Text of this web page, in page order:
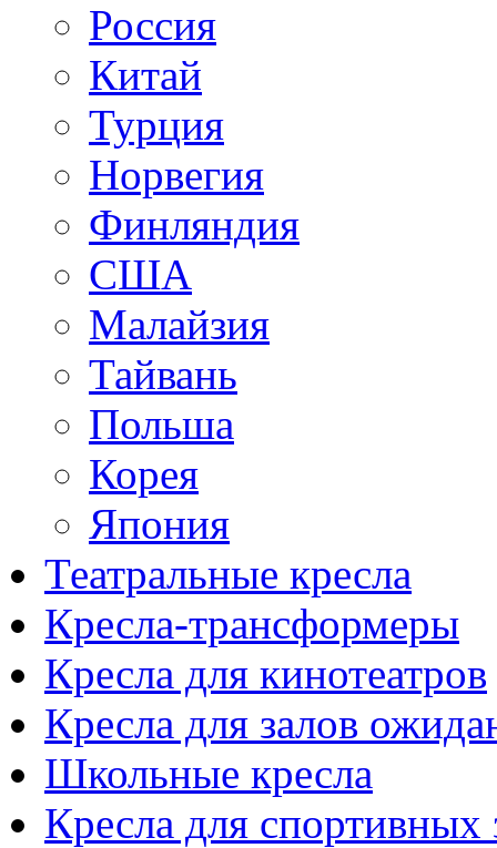
Россия
Китай
Турция
Норвегия
Финляндия
США
Малайзия
Тайвань
Польша
Корея
Япония
Театральные кресла
Кресла-трансформеры
Кресла для кинотеатров
Кресла для залов
Школьные кресла
Кресла для спортивных